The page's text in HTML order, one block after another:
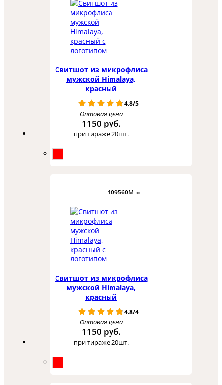
Свитшот из микрофлиса
мужской Himalaya,
красный
4.8/5
Оптовая цена
1150 руб.
при тираже 20шт.
109560M_o
Свитшот из микрофлиса
мужской Himalaya,
красный
4.8/4
Оптовая цена
1150 руб.
при тираже 20шт.